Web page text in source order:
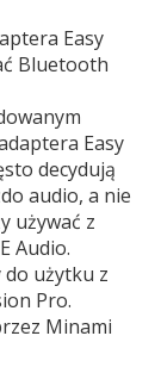
Easy
Bluetooth
Easy
decydują
audio, a nie
używać z
Audio.
użytku z
Pro.
Minami